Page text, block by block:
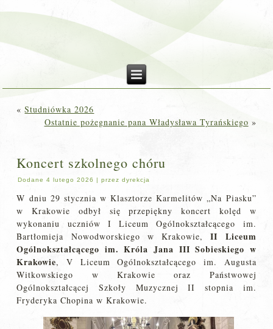
«Studniówka 2026
Ostatnie pożegnanie pana Władysława Tyrańskiego »
Koncert szkolnego chóru
Dodane 4 lutego 2026 |przez dyrekcja
W dniu 29 stycznia w Klasztorze Karmelitów „Na Piasku”
w Krakowie odbył się przepiękny koncert kolęd w
wykonaniu uczniów I Liceum Ogólnokształcącego im.
Bartłomieja Nowodworskiego w Krakowie,II Liceum
Ogólnokształcącego im. Króla Jana III Sobieskiego w
Krakowie, V Liceum Ogólnokształcącego im. Augusta
Witkowskiego w Krakowie oraz Państwowej
Ogólnokształcącej Szkoły Muzycznej II stopnia im.
Fryderyka Chopina w Krakowie.